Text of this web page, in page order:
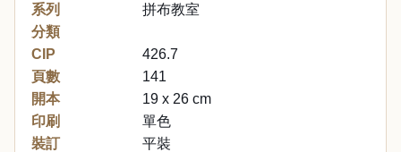
系列
拼布教室
分類
CIP
426.7
頁數
141
開本
19 x 26 cm
印刷
單色
裝訂
平裝